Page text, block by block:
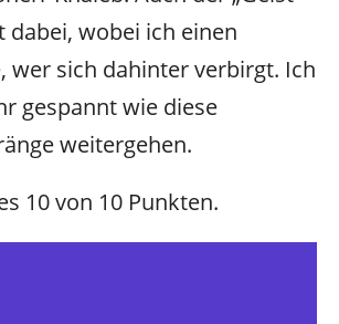
wobei ich einen
wer sich dahinter verbirgt. Ich
gespannt wie diese
weitergehen.
10 von 10 Punkten.